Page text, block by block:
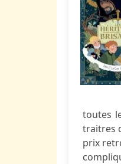
toutes
traitres
prix